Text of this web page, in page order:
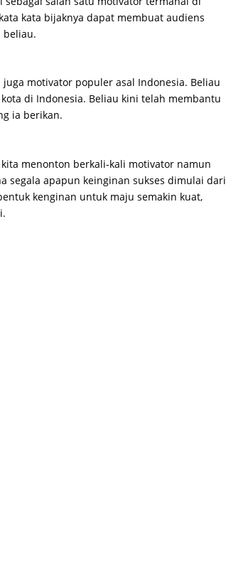
kata bijaknya dapat membuat audiens
beliau.
motivator populer asal Indonesia. Beliau
di Indonesia. Beliau kini telah membantu
ia berikan.
menonton berkali-kali motivator namun
segala apapun keinginan sukses dimulai dari
kenginan untuk maju semakin kuat,